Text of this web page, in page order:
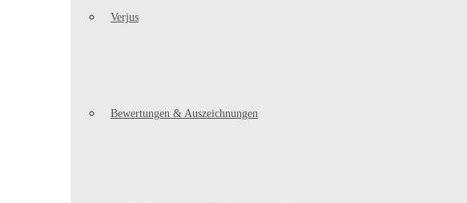
Verjus
Bewertungen & Auszeichnungen